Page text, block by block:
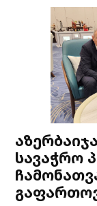
სავაჭრო